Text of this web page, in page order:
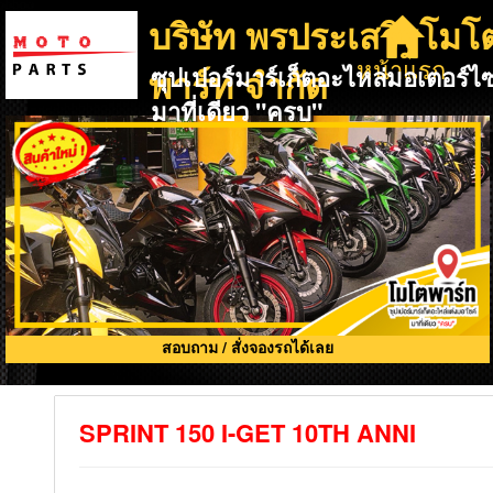
บริษัท พรประเสริฐโมโ
พาร์ท จำกัด
ซุปเปอร์มาร์เก็ตอะไหล่มอเตอร์ไ
มาที่เดียว "ครบ"
หน้าแรก
สอบถาม / สั่งจองรถได้เลย
SPRINT 150 I-GET 10TH ANNI